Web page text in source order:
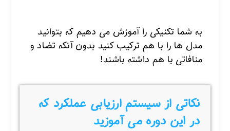
به شما تکنیکی را آموزش می دهیم که بتوانید
مدل ها را با هم ترکیب کنید بدون آنکه تضاد و
منافاتی با هم داشته باشند!
نکاتی از سیستم ارزیابی عملکرد که
در این دوره می آموزید